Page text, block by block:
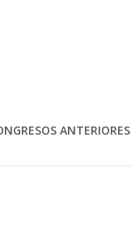
ANTERIORES